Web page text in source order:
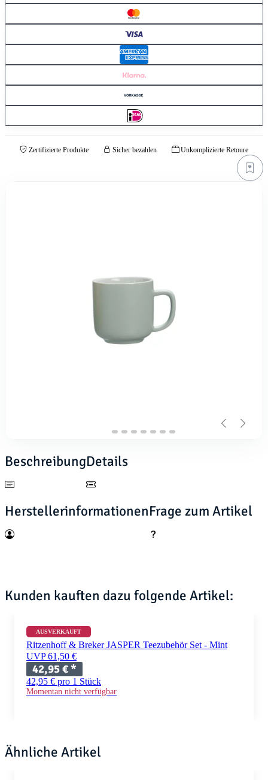
Zertifizierte Produkte Sicher bezahlen Unkomplizierte Retoure
BeschreibungDetails
HerstellerinformationenFrage zum Artikel
Kunden kauften dazu folgende Artikel:
AUSVERKAUFT
Ritzenhoff & Breker JASPER Teezubehör Set - Mint
UVP 61,50 €
42,95 €*
42,95 € pro 1 Stück
Momentan nicht verfügbar
Ähnliche Artikel